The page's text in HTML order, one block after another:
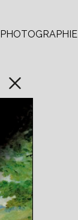
PHOTOGRAPHIE